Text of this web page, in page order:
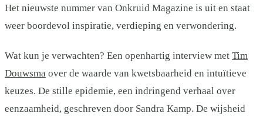
Het nieuwste nummer van Onkruid Magazine is uit en staat
weer boordevol inspiratie, verdieping en verwondering.
Wat kun je verwachten? Een openhartig interview met Tim
Douwsma over de waarde van kwetsbaarheid en intuïtieve
keuzes. De stille epidemie, een indringend verhaal over
eenzaamheid, geschreven door Sandra Kamp. De wijsheid